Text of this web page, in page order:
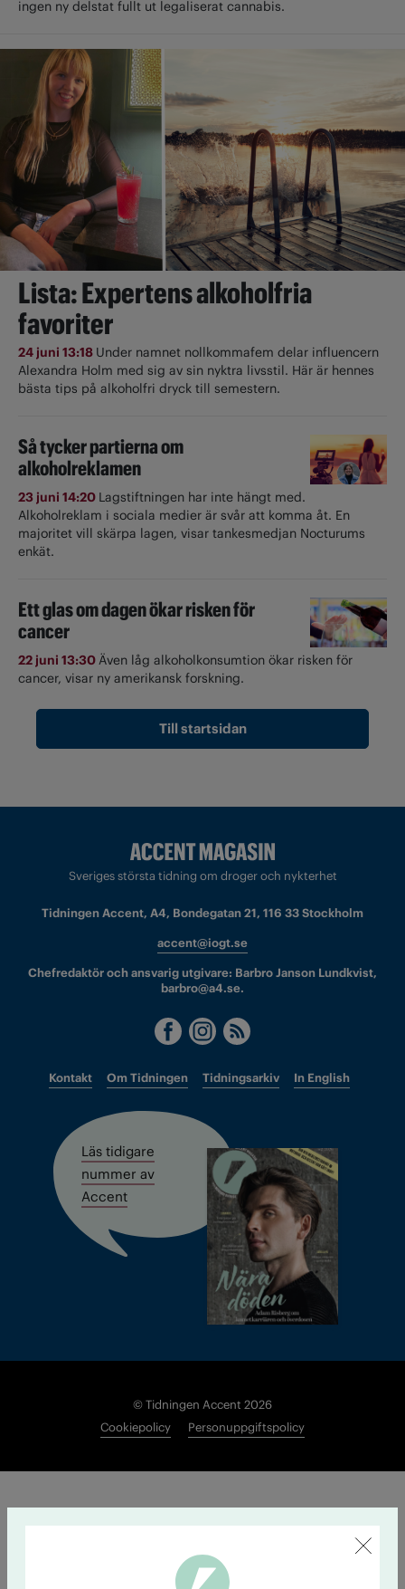
ingen ny delstat fullt ut ­legaliserat cannabis.
Lista: Expertens alkoholfria
favoriter
24 juni 13:18 Under namnet nollkommafem delar influencern
Alexandra Holm med sig av sin nyktra livsstil. Här är hennes
bästa tips på alkoholfri dryck till semestern.
Så tycker partierna om
alkoholreklamen
23 juni 14:20 Lagstiftningen har inte hängt med.
Alkoholreklam i sociala medier är svår att komma åt. En
majoritet vill skärpa lagen, visar tankesmedjan Nocturums
enkät.
Ett glas om dagen ökar risken för
cancer
22 juni 13:30Även låg alkoholkonsumtion ökar risken för
cancer, visar ny amerikansk forskning.
Till startsidan
Sveriges största tidning om droger och nykterhet
Tidningen Accent, A4, Bondegatan 21, 116 33 Stockholm
accent@iogt.se
Chefredaktör och ansvarig utgivare: Barbro Janson Lundkvist,
barbro@a4.se.
Kontakt Om Tidningen Tidningsarkiv In English
Läs tidigare
nummer av
Accent
© Tidningen Accent 2026
Cookiepolicy
Personuppgiftspolicy